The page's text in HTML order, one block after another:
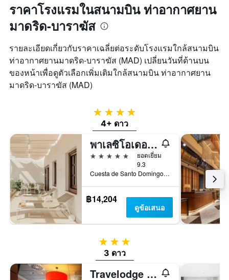
ราคาโรงแรมในสนามบิน ท่าอากาศยาน
มาดริด-บาราฆัส
รายละเอียดเกี่ยวกับราคาเฉลี่ยต่อระดับโรงแรมใกล้สนามบิน
ท่าอากาศยานมาดริด-บาราฆัส (MAD) เปลี่ยนวันที่ด้านบน
ของหน้าเพื่อดูตัวเลือกเพิ่มเติมใกล้สนามบิน ท่าอากาศยาน
มาดริด-บาราฆัส (MAD)
4 ดาว
4+ ดาว
พาเลซิโอเดอลอสดูเกสกรานเมเลีย - โรงแรมชั้นนำของโลก
5 ดาว
ยอดเยี่ยม
9.3
Cuesta de Santo Domingo, 5, มาดริด, สเปน
฿14,204
ดูข้อเสนอ
3 ดาว
3 ดาว
Travelodge Torrelaguna